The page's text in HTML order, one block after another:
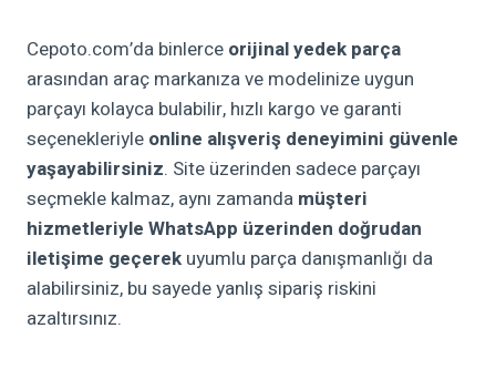
Cepoto.com’da binlerce orijinal yedek parça
arasından araç markanıza ve modelinize uygun
parçayı kolayca bulabilir, hızlı kargo ve garanti
seçenekleriyle online alışveriş deneyimini güvenle
yaşayabilirsiniz. Site üzerinden sadece parçayı
seçmekle kalmaz, aynı zamanda müşteri
hizmetleriyle WhatsApp üzerinden doğrudan
iletişime geçerek uyumlu parça danışmanlığı da
alabilirsiniz, bu sayede yanlış sipariş riskini
azaltırsınız.